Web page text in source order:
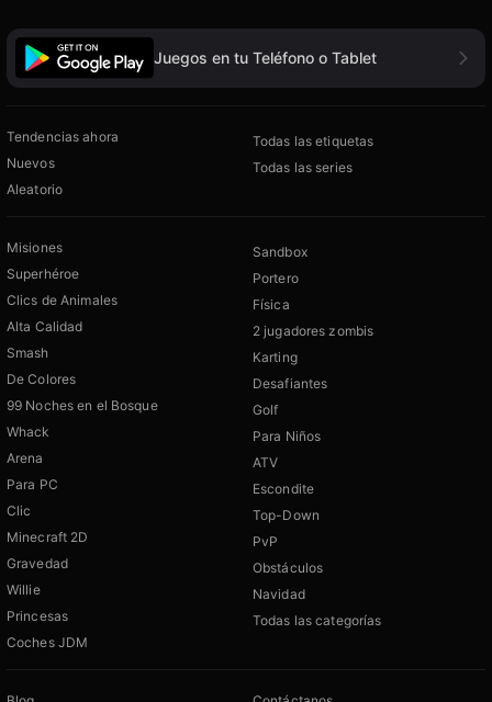
Juegos en tu Teléfono o Tablet
Tendencias ahora
Nuevos
Aleatorio
Todas las etiquetas
Todas las series
Misiones
Superhéroe
Clics de Animales
Alta Calidad
Smash
De Colores
99 Noches en el Bosque
Whack
Arena
Para PC
Clic
Minecraft 2D
Gravedad
Willie
Princesas
Coches JDM
Sandbox
Portero
Física
2 jugadores zombis
Karting
Desafiantes
Golf
Para Niños
ATV
Escondite
Top-Down
PvP
Obstáculos
Navidad
Todas las categorías